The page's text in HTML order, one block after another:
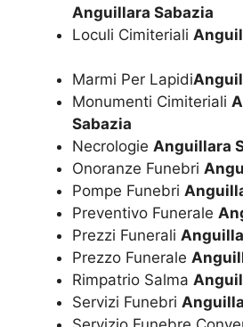
Anguillara Sabazia
Loculi Cimiteriali
Marmi Per Lapidi
Monumenti Cimiteriali
Sabazia
Necrologie Anguillara
Onoranze Funebri
Pompe Funebri
Preventivo Funerale
Prezzi Funerali
Prezzo Funerale
Rimpatrio Salma
Servizi Funebri